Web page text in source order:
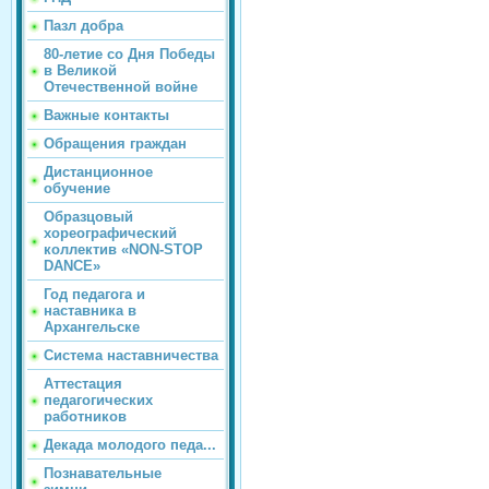
Пазл добра
80-летие со Дня Победы
в Великой
Отечественной войне
Важные контакты
Обращения граждан
Дистанционное
обучение
Образцовый
хореографический
коллектив «NON-STOP
DANCE»
Год педагога и
наставника в
Архангельске
Система наставничества
Аттестация
педагогических
работников
Декада молодого педа...
Познавательные